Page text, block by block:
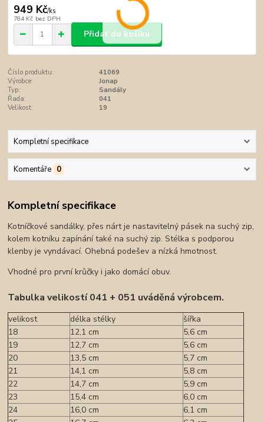
949 Kč/ks
784 Kč bez DPH
Přidat do košíku
Číslo produktu:
41069
Výrobce:
Jonap
Typ:
Sandály
Řada:
041
Velikost:
19
Kompletní specifikace
Komentáře 0
Kompletní specifikace
Kotníčkové sandálky, přes nárt je nastavitelný pásek na suchý zip,
kolem kotníku zapínání také na suchý zip. Stélka s podporou
klenby je vyndávací. Ohebná podešev a nízká hmotnost.
Vhodné pro první krůčky i jako domácí obuv.
Tabulka velikostí 041 + 051 uváděná výrobcem.
velikost délka stélky
šířka
18
12,1 cm
5,6 cm
19
12,7 cm
5,6 cm
20
13,5 cm
5,7 cm
21
14,1 cm
5,8 cm
22
14,7 cm
5,9 cm
23
15,4 cm
6,0 cm
24
16,0 cm
6,1 cm